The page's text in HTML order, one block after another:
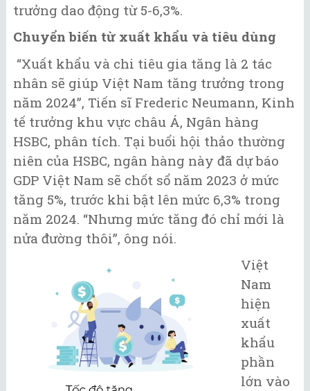
trưởng dao động từ 5-6,3%.
Chuyển biến từ xuất khẩu và tiêu dùng
“Xuất khẩu và chi tiêu gia tăng là 2 tác
nhân sẽ giúp Việt Nam tăng trưởng trong
năm 2024”, Tiến sĩ Frederic Neumann, Kinh
tế trưởng khu vực châu Á, Ngân hàng
HSBC, phân tích. Tại buổi hội thảo thường
niên của HSBC, ngân hàng này đã dự báo
GDP Việt Nam sẽ chốt sổ năm 2023 ở mức
tăng 5%, trước khi bật lên mức 6,3% trong
năm 2024. “Nhưng mức tăng đó chỉ mới là
nửa đường thôi”, ông nói.
Việt
Nam
hiện
xuất
khẩu
phần
lớn vào